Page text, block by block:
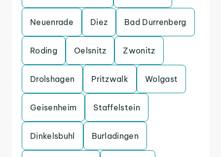
Neuenrade Diez Bad Durrenberg
Roding Oelsnitz Zwonitz
Drolshagen Pritzwalk Wolgast
Geisenheim Staffelstein
Dinkelsbuhl Burladingen